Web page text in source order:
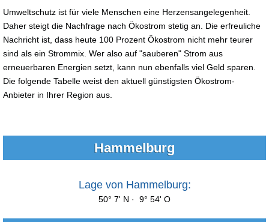
Umweltschutz ist für viele Menschen eine Herzensangelegenheit.
Daher steigt die Nachfrage nach Ökostrom stetig an. Die erfreuliche
Nachricht ist, dass heute 100 Prozent Ökostrom nicht mehr teurer
sind als ein Strommix. Wer also auf "sauberen" Strom aus
erneuerbaren Energien setzt, kann nun ebenfalls viel Geld sparen.
Die folgende Tabelle weist den aktuell günstigsten Ökostrom-
Anbieter in Ihrer Region aus.
Hammelburg
Lage von Hammelburg:
50° 7' N · 9° 54' O